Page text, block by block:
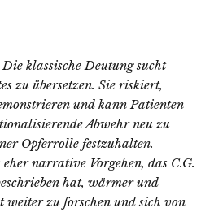
Die klassische Deutung sucht
zu übersetzen. Sie riskiert,
und kann Patienten
Abwehr neu zu
Opferrolle festzuhalten.
narrative Vorgehen, das C.G.
hat, wärmer und
weiter zu forschen und sich von